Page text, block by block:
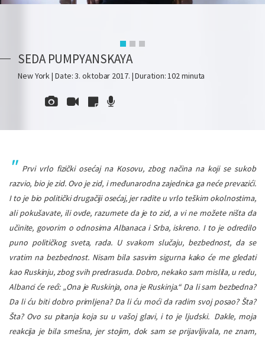
SEDA PUMPYANSKAYA
New York | Date: 3. oktobar 2017. | Duration: 102 minuta
Prvi vrlo fizički osećaj na Kosovu, zbog načina na koji se sukob
razvio, bio je zid. Ovo je zid, i međunarodna zajednica ga neće prevazići.
I to je bio politički drugačiji osećaj, jer radite u vrlo teškim okolnostima,
ali pokušavate, ili ovde, razumete da je to zid, a vi ne možete ništa da
učinite, govorim o odnosima Albanaca i Srba, iskreno. I to je odredilo
puno političkog sveta, rada. U svakom slučaju, bezbednost, da se
vratim na bezbednost. Nisam bila sasvim sigurna kako će me gledati
kao Ruskinju, zbog svih predrasuda. Dobro, nekako sam mislila, u redu,
Albanci će reći: „Ona je Ruskinja, ona je Ruskinja.“ Da li sam bezbedna?
Da li ću biti dobro primljena? Da li ću moći da radim svoj posao? Šta?
Šta? Ovo su pitanja koja su u vašoj glavi, i to je ljudski. Dakle, moja
reakcija je bila smešna, jer stojim, dok sam se prijavljivala, ne znam,